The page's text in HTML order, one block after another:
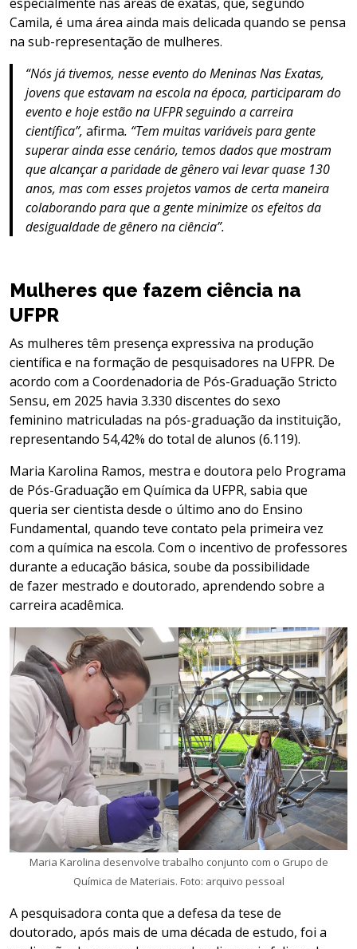
Camila, é uma área ainda mais delicada quando se pensa
na sub-representação de mulheres.
“Nós já tivemos, nesse evento do Meninas Nas Exatas,
jovens que estavam na escola na época, participaram do
evento e hoje estão na UFPR seguindo a carreira
científica”, afirma. “Tem muitas variáveis para gente
superar ainda esse cenário, temos dados que mostram
que alcançar a paridade de gênero vai levar quase 130
anos, mas com esses projetos vamos de certa maneira
colaborando para que a gente minimize os efeitos da
desigualdade de gênero na ciência”.
Mulheres que fazem ciência na
UFPR
As mulheres têm presença expressiva na produção
científica e na formação de pesquisadores na UFPR. De
acordo com a Coordenadoria de Pós-Graduação Stricto
Sensu, em 2025 havia 3.330 discentes do sexo
feminino matriculadas na pós-graduação da instituição,
representando 54,42% do total de alunos (6.119).
Maria Karolina Ramos, mestra e doutora pelo Programa
de Pós-Graduação em Química da UFPR, sabia que
queria ser cientista desde o último ano do Ensino
Fundamental, quando teve contato pela primeira vez
com a química na escola. Com o incentivo de professores
durante a educação básica, soube da possibilidade
de fazer mestrado e doutorado, aprendendo sobre a
carreira acadêmica.
Maria Karolina desenvolve trabalho conjunto com o Grupo de
Química de Materiais. Foto: arquivo pessoal
A pesquisadora conta que a defesa da tese de
doutorado, após mais de uma década de estudo, foi a